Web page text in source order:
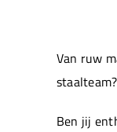
Van ruw
Ben jij